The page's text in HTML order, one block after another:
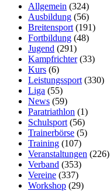
Allgemein (324)
Ausbildung (56)
Breitensport (191)
Fortbildung (48)
Jugend (291)
Kampfrichter(33)
Kurs (6)
Leistungssport (330)
Liga (55)
News (59)
Paratriathlon (1)
Schulsport (56)
Trainerbörse (5)
Training (107)
Veranstaltungen (226)
Verband (353)
Vereine (337)
Workshop (29)